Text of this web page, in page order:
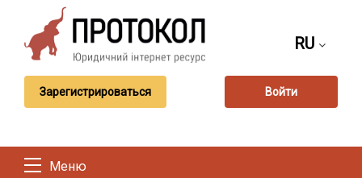
RU
Зарегистрироваться Войти
Меню